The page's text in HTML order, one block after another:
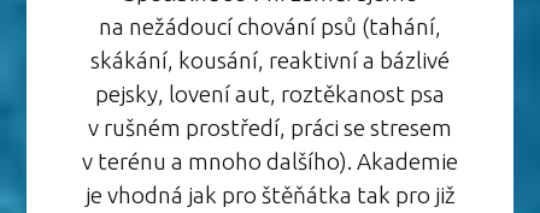
na nežádoucí chování psů (tahání,
skákání, kousání, reaktivní a bázlivé
pejsky, lovení aut, roztěkanost psa
v rušném prostředí, práci se stresem
v terénu a mnoho dalšího). Akademie
je vhodná jak pro štěňátka tak pro již